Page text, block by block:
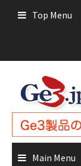
Top Menu
Main Menu